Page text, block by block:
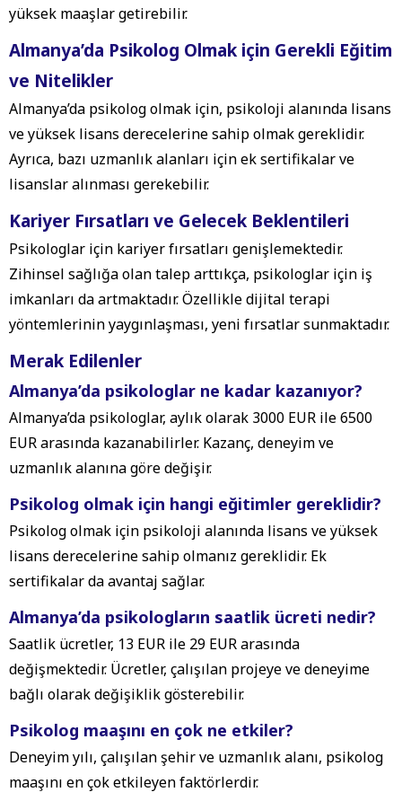
yüksek maaşlar getirebilir.
Almanya’da Psikolog Olmak için Gerekli Eğitim
ve Nitelikler
Almanya’da psikolog olmak için, psikoloji alanında lisans
ve yüksek lisans derecelerine sahip olmak gereklidir.
Ayrıca, bazı uzmanlık alanları için ek sertifikalar ve
lisanslar alınması gerekebilir.
Kariyer Fırsatları ve Gelecek Beklentileri
Psikologlar için kariyer fırsatları genişlemektedir.
Zihinsel sağlığa olan talep arttıkça, psikologlar için iş
imkanları da artmaktadır. Özellikle dijital terapi
yöntemlerinin yaygınlaşması, yeni fırsatlar sunmaktadır.
Merak Edilenler
Almanya’da psikologlar ne kadar kazanıyor?
Almanya’da psikologlar, aylık olarak 3000 EUR ile 6500
EUR arasında kazanabilirler. Kazanç, deneyim ve
uzmanlık alanına göre değişir.
Psikolog olmak için hangi eğitimler gereklidir?
Psikolog olmak için psikoloji alanında lisans ve yüksek
lisans derecelerine sahip olmanız gereklidir. Ek
sertifikalar da avantaj sağlar.
Almanya’da psikologların saatlik ücreti nedir?
Saatlik ücretler, 13 EUR ile 29 EUR arasında
değişmektedir. Ücretler, çalışılan projeye ve deneyime
bağlı olarak değişiklik gösterebilir.
Psikolog maaşını en çok ne etkiler?
Deneyim yılı, çalışılan şehir ve uzmanlık alanı, psikolog
maaşını en çok etkileyen faktörlerdir.